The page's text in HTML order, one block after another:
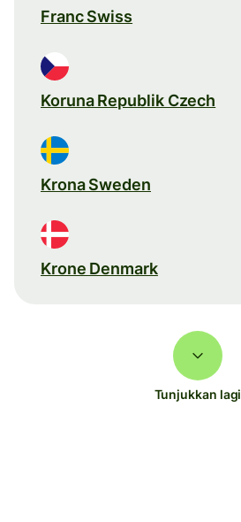
Franc Swiss
Koruna Republik Czech
Krona Sweden
Krone Denmark
Tunjukkan lagi